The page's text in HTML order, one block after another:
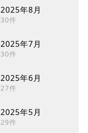
2025年8月
30件
2025年7月
30件
2025年6月
27件
2025年5月
29件